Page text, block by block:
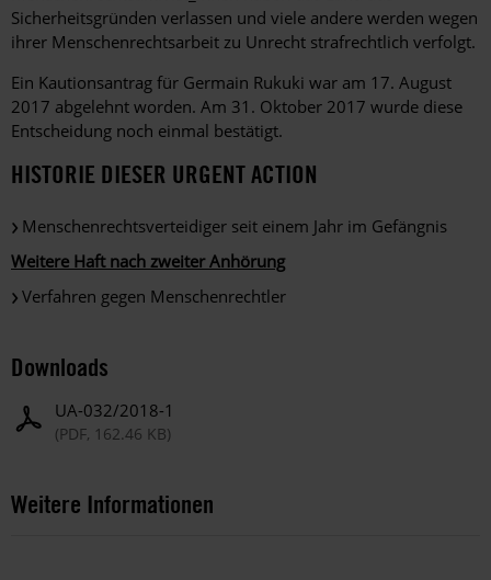
Sicherheitsgründen verlassen und viele andere werden wegen
ihrer Menschenrechtsarbeit zu Unrecht strafrechtlich verfolgt.
Ein Kautionsantrag für Germain Rukuki war am 17. August
2017 abgelehnt worden. Am 31. Oktober 2017 wurde diese
Entscheidung noch einmal bestätigt.
HISTORIE DIESER URGENT ACTION
Menschenrechtsverteidiger seit einem Jahr im Gefängnis
Weitere Haft nach zweiter Anhörung
Verfahren gegen Menschenrechtler
Downloads
UA-032/2018-1
(PDF, 162.46 KB)
Weitere Informationen